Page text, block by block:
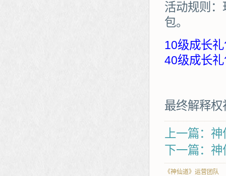
活动规则
包。
10级成长
40级成长
最终解释
上一篇：
下一篇：
《神仙道》运营团队